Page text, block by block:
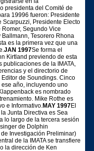
presidenta del Comité de
19996 fueron: Presidente
Scarpuzzi, Presidente Electo
Segundo Vice
Tesorero Rhona
es la primera vez que una
JAN 1997Se forma el
Kirtland previendo de esta
de la IMATA,
y el directorio de
de Soundings. Cinco
año, incluyendo uno
es nombrado
Mike Rothe es
e Informativo.MAY 1997El
Junta Directiva es Sea
lo largo de la tercera sesión
de Dolphin
Investigación Preliminar)
de la IMATA se transfiere
la dirección de Ken